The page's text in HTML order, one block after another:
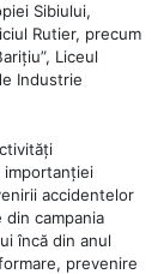
Sibiului,
Rutier, precum
Liceul
Industrie
importanției
accidentelor
campania
încă din anul
prevenire